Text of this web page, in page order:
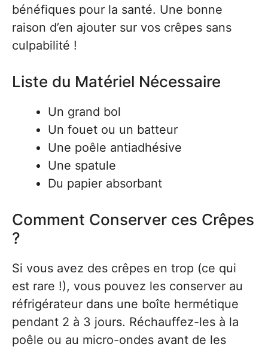
bénéfiques pour la santé. Une bonne
raison d’en ajouter sur vos crêpes sans
culpabilité !
Liste du Matériel Nécessaire
Un grand bol
Un fouet ou un batteur
Une poêle antiadhésive
Une spatule
Du papier absorbant
Comment Conserver ces Crêpes
?
Si vous avez des crêpes en trop (ce qui
est rare !), vous pouvez les conserver au
réfrigérateur dans une boîte hermétique
pendant 2 à 3 jours. Réchauffez-les à la
poêle ou au micro-ondes avant de les